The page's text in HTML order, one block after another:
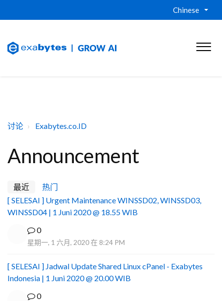
Chinese
讨论 Exabytes.co.ID
Announcement
最近
热门
[ SELESAI ] Urgent Maintenance WINSSD02, WINSSD03,
WINSSD04 | 1 Juni 2020 @ 18.55 WIB
0
星期一, 1 六月, 2020 在 8:24 PM
[ SELESAI ] Jadwal Update Shared Linux cPanel - Exabytes
Indonesia | 1 Juni 2020 @ 20.00 WIB
0